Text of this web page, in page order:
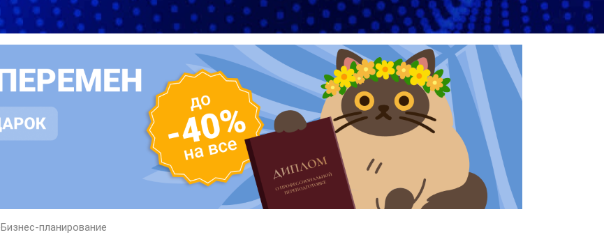
Бизнес-планирование